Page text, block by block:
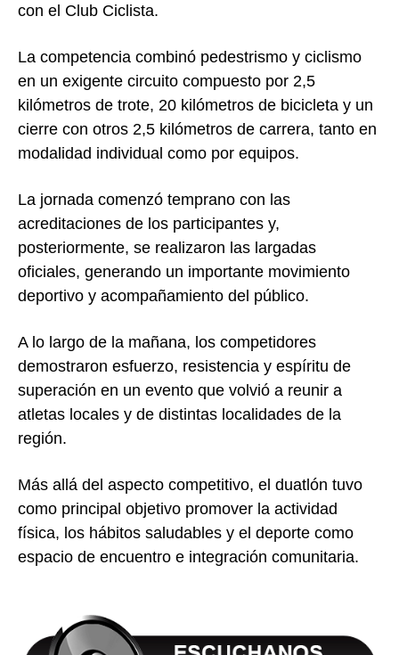
con el Club Ciclista.
La competencia combinó pedestrismo y ciclismo
en un exigente circuito compuesto por 2,5
kilómetros de trote, 20 kilómetros de bicicleta y un
cierre con otros 2,5 kilómetros de carrera, tanto en
modalidad individual como por equipos.
La jornada comenzó temprano con las
acreditaciones de los participantes y,
posteriormente, se realizaron las largadas
oficiales, generando un importante movimiento
deportivo y acompañamiento del público.
A lo largo de la mañana, los competidores
demostraron esfuerzo, resistencia y espíritu de
superación en un evento que volvió a reunir a
atletas locales y de distintas localidades de la
región.
Más allá del aspecto competitivo, el duatlón tuvo
como principal objetivo promover la actividad
física, los hábitos saludables y el deporte como
espacio de encuentro e integración comunitaria.